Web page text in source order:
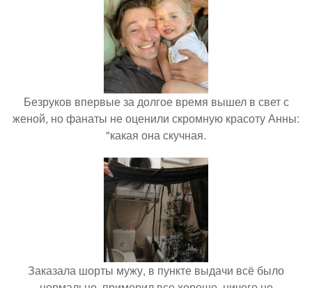
Безруков впервые за долгое время вышел в свет с
женой, но фанаты не оценили скромную красоту Анны:
"какая она скучная.
Заказала шорты мужу, в пункте выдачи всё было